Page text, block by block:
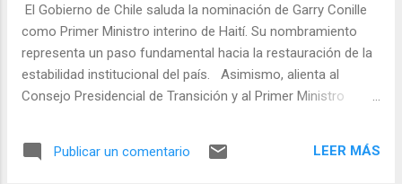
de capacidades espaciales. Foto gentileza
El Gobierno de Chile saluda la nominación de Garry Conille
como Primer Ministro interino de Haití. Su nombramiento
representa un paso fundamental hacia la restauración de la
estabilidad institucional del país. Asimismo, alienta al
Consejo Presidencial de Transición y al Primer Ministro
elecciones justas y transparentes que creen las condiciones
Publicar un comentario LEER MÁS